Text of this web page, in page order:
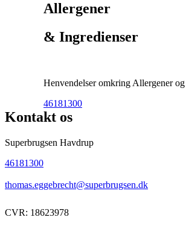
Allergener
& Ingredienser
Henvendelser omkring Allergener
46181300
Kontakt os
Superbrugsen Havdrup
46181300
thomas.eggebrecht@superbrugsen.dk
CVR: 18623978